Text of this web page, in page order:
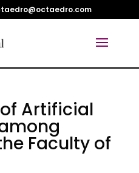
Artificial
Faculty of